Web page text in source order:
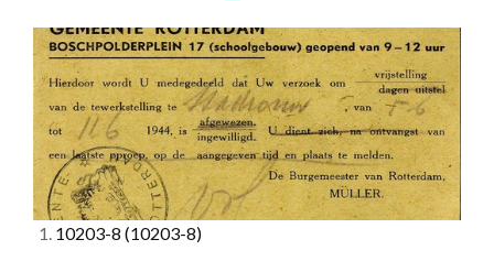
1. 10203-8 (10203-8)